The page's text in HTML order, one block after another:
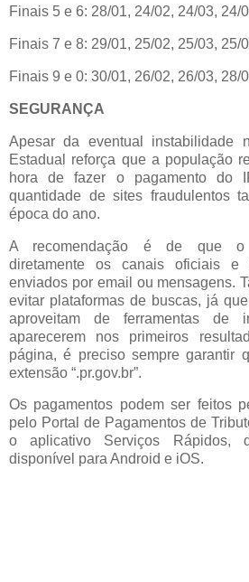
Finais 5 e 6: 28/01, 24/02, 24/03, 24/
Finais 7 e 8: 29/01, 25/02, 25/03, 25/
Finais 9 e 0: 30/01, 26/02, 26/03, 28/
SEGURANÇA
Apesar da eventual instabilidade
Estadual reforça que a população
hora de fazer o pagamento do
quantidade de sites fraudulentos
época do ano.
A recomendação é de que o
diretamente os canais oficiais
enviados por email ou mensagens.
evitar plataformas de buscas, já
aproveitam de ferramentas de
aparecerem nos primeiros
página, é preciso sempre garantir
extensão “.pr.gov.br”.
Os pagamentos podem ser feitos
pelo Portal de Pagamentos de
o aplicativo Serviços Rápidos,
disponível para Android e iOS.